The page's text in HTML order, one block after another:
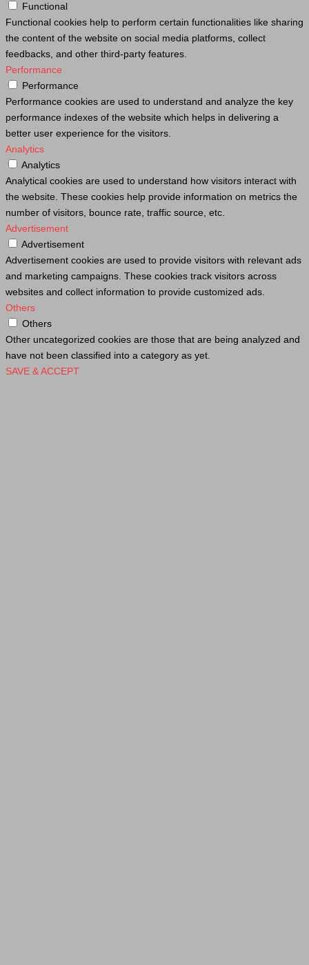
Functional
Functional cookies help to perform certain functionalities like sharing
the content of the website on social media platforms, collect
feedbacks, and other third-party features.
Performance
Performance
Performance cookies are used to understand and analyze the key
performance indexes of the website which helps in delivering a
better user experience for the visitors.
Analytics
Analytics
Analytical cookies are used to understand how visitors interact with
the website. These cookies help provide information on metrics the
number of visitors, bounce rate, traffic source, etc.
Advertisement
Advertisement
Advertisement cookies are used to provide visitors with relevant ads
and marketing campaigns. These cookies track visitors across
websites and collect information to provide customized ads.
Others
Others
Other uncategorized cookies are those that are being analyzed and
have not been classified into a category as yet.
SAVE & ACCEPT